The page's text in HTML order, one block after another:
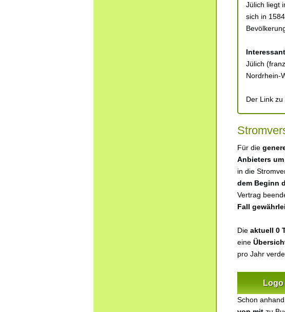
Jülich liegt
sich in
Jülich
Nordrhein-
Der Link
Für die
Anbieters
in die
dem Beginn
Vertrag
Fall
Die aktuell 0
eine
pro Jahr
Logo
Schon